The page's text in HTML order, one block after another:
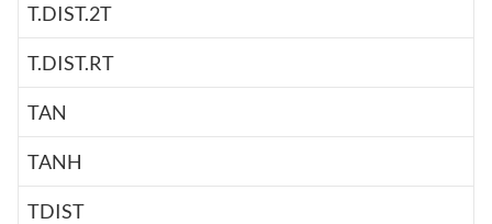
T.DIST.2T
T.DIST.RT
TAN
TANH
TDIST